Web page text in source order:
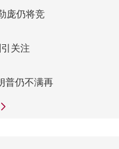
庞仍将竞
关注
普仍不满再